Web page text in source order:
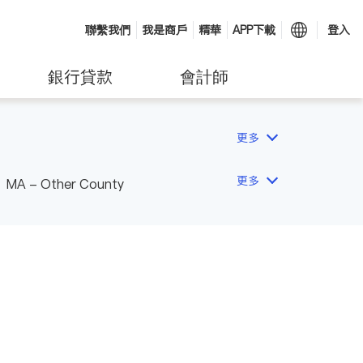
聯繫我們 我是商戶 精華 APP下載 登入
銀行貸款 會計師
更多
MA - Other County 更多